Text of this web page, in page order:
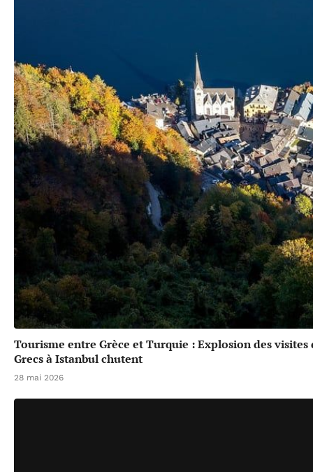
Tourisme entre Grèce et Turquie : Explosion des
Grecs à Istanbul chutent
28 mai 2026